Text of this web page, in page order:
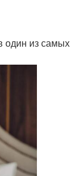
один из самых